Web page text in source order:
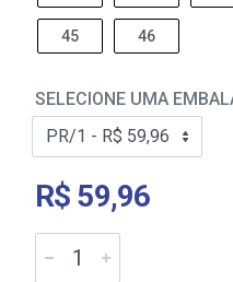
45 46
SELECIONE UMA
R$ 59,96